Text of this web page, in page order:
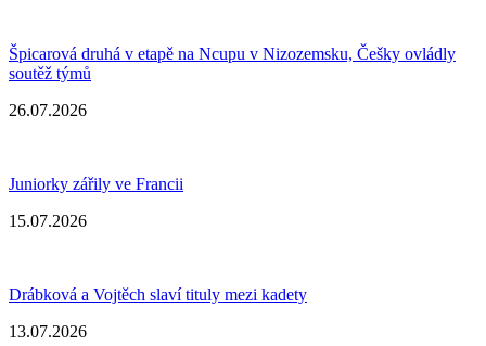
Špicarová druhá v etapě na Ncupu v Nizozemsku, Češky ovládly
soutěž týmů
26.07.2026
Juniorky zářily ve Francii
15.07.2026
Drábková a Vojtěch slaví tituly mezi kadety
13.07.2026